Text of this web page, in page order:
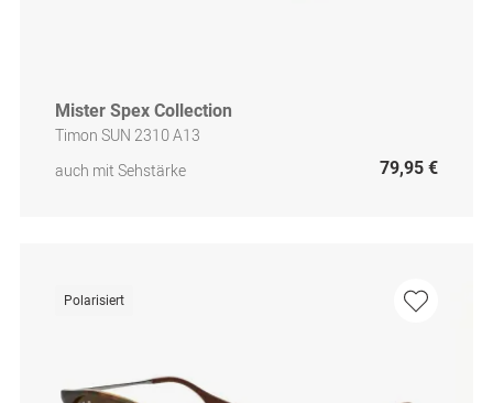
Mister Spex Collection
Timon SUN 2310 A13
auch mit Sehstärke
79,95 €
Polarisiert